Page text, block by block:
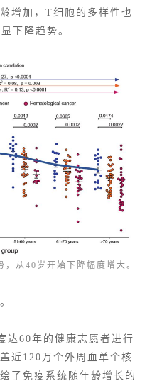
增加，T细胞的多样性也
下降趋势。
从40岁开始下降幅度增大。
达60年的健康志愿者进行
近120万个外周血单个核
了免疫系统随年龄增长的